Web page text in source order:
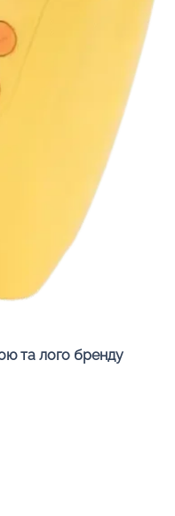
Быстрый просмотр
та лого бренду